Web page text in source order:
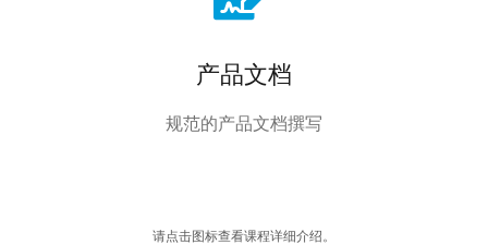
产品文档
规范的产品文档撰写
请点击图标查看课程详细介绍。